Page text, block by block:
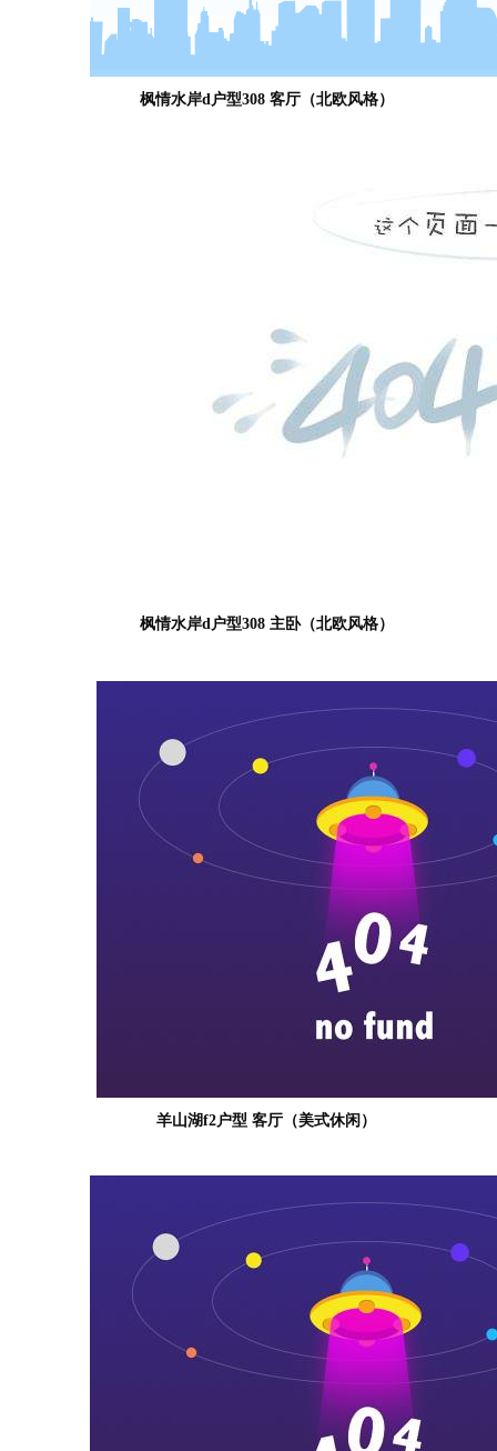
枫情水岸d户型308 客厅（北欧风格）
枫情水岸d户型308 主卧（北欧风格）
羊山湖f2户型 客厅（美式休闲）